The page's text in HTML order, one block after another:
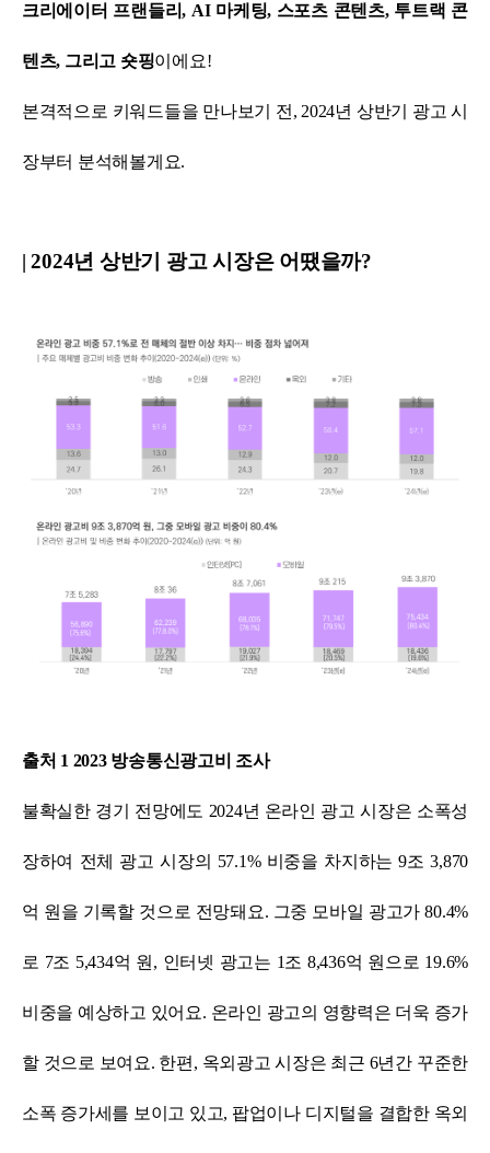
크리에이터 프랜들리, AI 마케팅, 스포츠 콘텐츠, 투트랙 콘
텐츠, 그리고 숏핑이에요!
본격적으로 키워드들을 만나보기 전, 2024년 상반기 광고 시
장부터 분석해볼게요.
| 2024년 상반기 광고 시장은 어땠을까?
출처 1 2023 방송통신광고비 조사
불확실한 경기 전망에도 2024년 온라인 광고 시장은 소폭성
장하여 전체 광고 시장의 57.1% 비중을 차지하는 9조 3,870
억 원을 기록할 것으로 전망돼요. 그중 모바일 광고가 80.4%
로 7조 5,434억 원, 인터넷 광고는 1조 8,436억 원으로 19.6%
비중을 예상하고 있어요. 온라인 광고의 영향력은 더욱 증가
할 것으로 보여요. 한편, 옥외광고 시장은 최근 6년간 꾸준한
소폭 증가세를 보이고 있고, 팝업이나 디지털을 결합한 옥외